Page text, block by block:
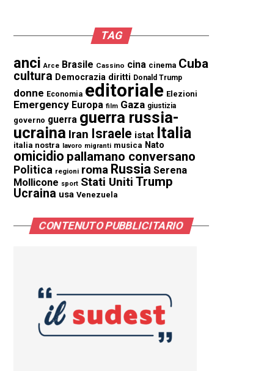
TAG
anci Arce Brasile Cassino cina cinema Cuba
cultura Democrazia diritti Donald Trump
donne Economia editoriale Elezioni
Emergency Europa film Gaza giustizia
governo guerra guerra russia-
ucraina Iran Israele istat Italia
italia nostra lavoro migranti musica Nato
omicidio pallamano conversano
Politica regioni roma Russia Serena
Mollicone sport Stati Uniti Trump
Ucraina usa Venezuela
CONTENUTO PUBBLICITARIO